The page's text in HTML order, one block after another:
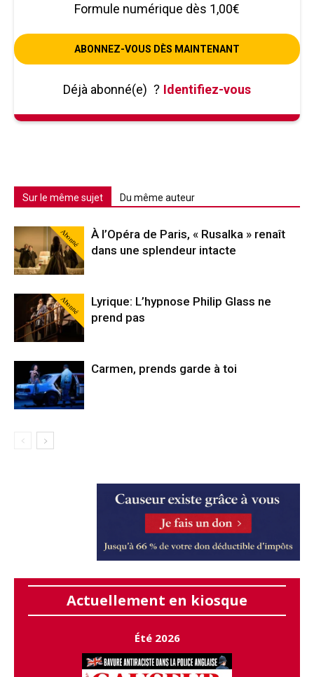
Formule numérique dès 1,00€
ABONNEZ-VOUS DÈS MAINTENANT
Déjà abonné(e) ? Identifiez-vous
Sur le même sujet Du même auteur
Abonné
À l’Opéra de Paris, « Rusalka » renaît
dans une splendeur intacte
Abonné
Lyrique: L’hypnose Philip Glass ne
prend pas
Carmen, prends garde à toi
Actuellement en kiosque
Été 2026